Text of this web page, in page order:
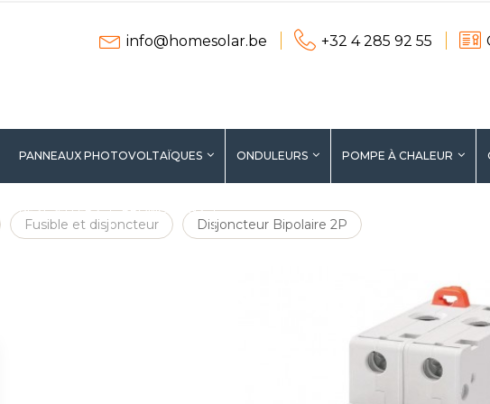
info@homesolar.be +32 4 285 92 55
PANNEAUX PHOTOVOLTAÏQUES ONDULEURS POMPE À CHALEUR
BEST SELLERS PROMOTIONS
Fusible et disjoncteur Disjoncteur Bipolaire 2P